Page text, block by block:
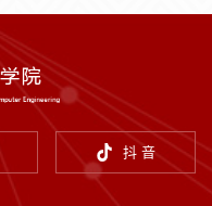
抖 音